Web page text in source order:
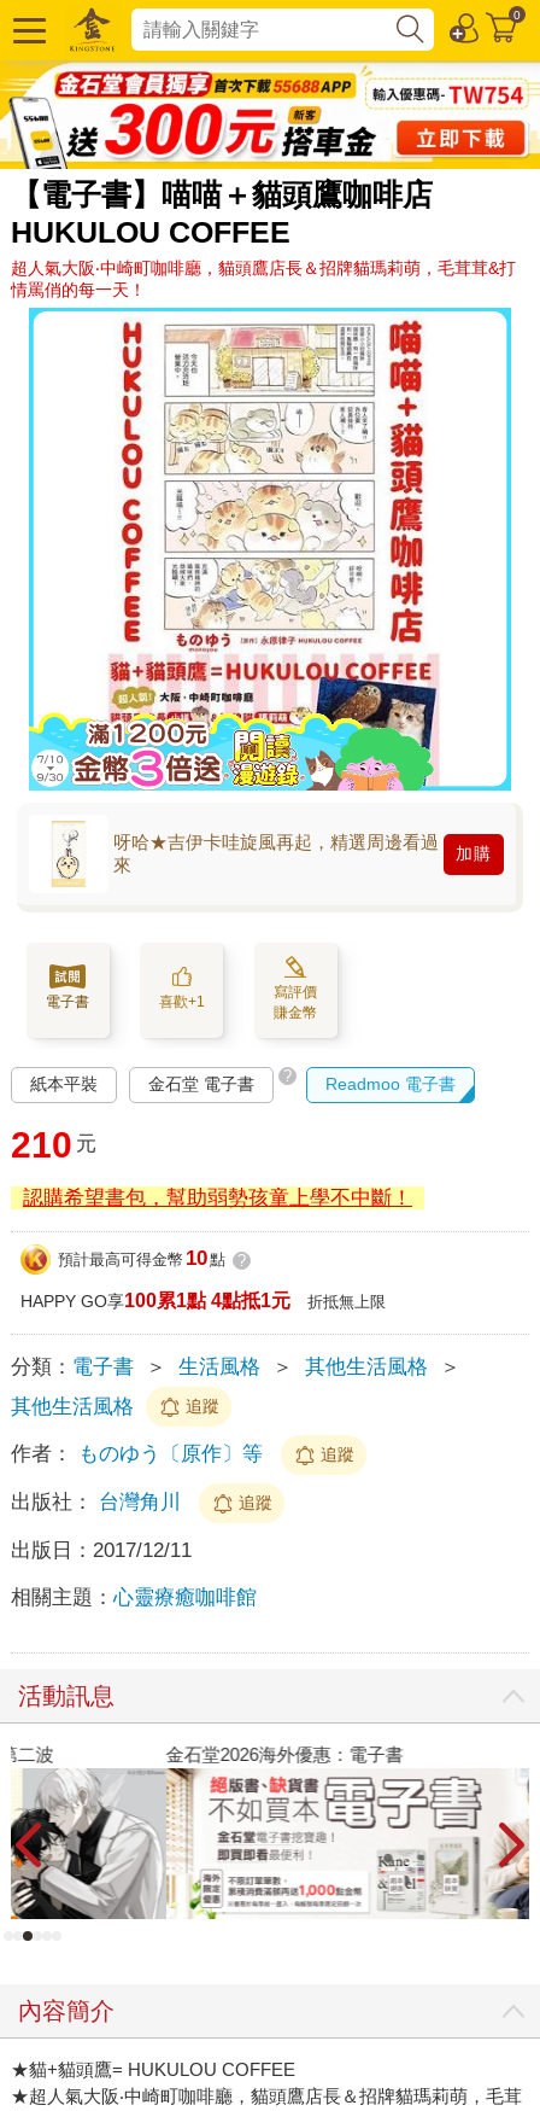
0
【電子書】喵喵＋貓頭鷹咖啡店
HUKULOU COFFEE
超人氣大阪‧中崎町咖啡廳，貓頭鷹店長＆招牌貓瑪莉萌，毛茸茸&打
情罵俏的每一天！
呀哈★吉伊卡哇旋風再起，精選周邊看過
來
加購
電子書 喜歡+1
寫評價
賺金幣
紙本平裝 金石堂 電子書 ? Readmoo 電子書
210 元
認購希望書包，幫助弱勢孩童上學不中斷！
預計最高可得金幣 10點 ?
HAPPY GO享100累1點 4點抵1元 折抵無上限
分類： 電子書 ＞ 生活風格 ＞ 其他生活風格
＞
其他生活風格
追蹤
作者： ものゆう〔原作〕等 追蹤
出版社： 台灣角川 追蹤
出版日： 2017/12/11
相關主題：心靈療癒咖啡館
活動訊息
金石堂2026海外優惠：電子書
內容簡介
★貓+貓頭鷹= HUKULOU COFFEE
★超人氣大阪‧中崎町咖啡廳，貓頭鷹店長＆招牌貓瑪莉萌，毛茸